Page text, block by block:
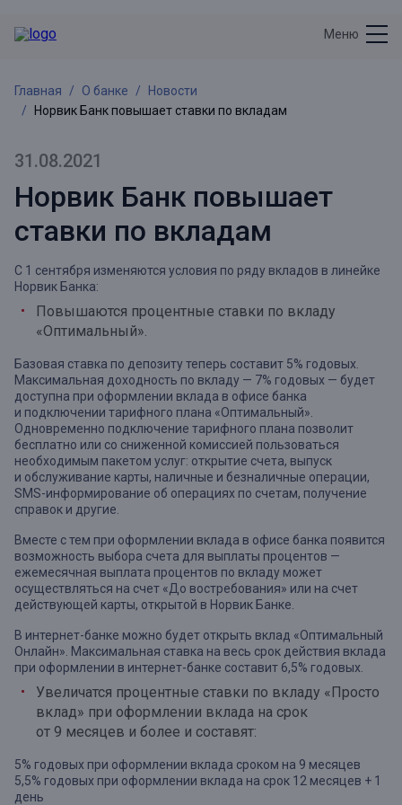
Меню
Главная О банке
Новости
Норвик Банк повышает ставки по вкладам
31.08.2021
Норвик Банк повышает
ставки по вкладам
С 1 сентября изменяются условия по ряду вкладов в линейке
Норвик Банка:
Повышаются процентные ставки по вкладу
«Оптимальный».
Базовая ставка по депозиту теперь составит 5% годовых.
Максимальная доходность по вкладу — 7% годовых — будет
доступна при оформлении вклада в офисе банка
и подключении тарифного плана «Оптимальный».
Одновременно подключение тарифного плана позволит
бесплатно или со сниженной комиссией пользоваться
необходимым пакетом услуг: открытие счета, выпуск
и обслуживание карты, наличные и безналичные операции,
SMS-информирование об операциях по счетам, получение
справок и другие.
Вместе с тем при оформлении вклада в офисе банка появится
возможность выбора счета для выплаты процентов —
ежемесячная выплата процентов по вкладу может
осуществляться на счет «До востребования» или на счет
действующей карты, открытой в Норвик Банке.
В интернет-банке можно будет открыть вклад «Оптимальный
Онлайн». Максимальная ставка на весь срок действия вклада
при оформлении в интернет-банке составит 6,5% годовых.
Увеличатся процентные ставки по вкладу «Просто
вклад» при оформлении вклада на срок
от 9 месяцев и более и составят:
5% годовых при оформлении вклада сроком на 9 месяцев
5,5% годовых при оформлении вклада на срок 12 месяцев + 1
день